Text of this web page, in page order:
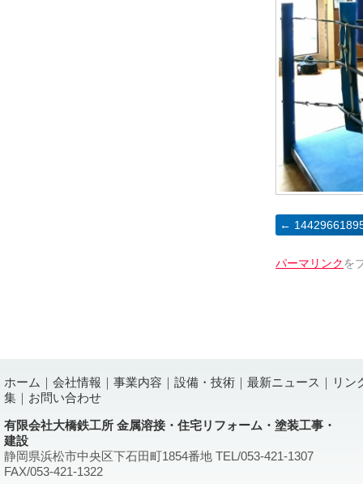
パーマリンク を
ホーム ｜ 会社情報 ｜ 事業内容 ｜ 設備・技術 ｜ 最新ニュース ｜
リン
集 ｜ お問い合わせ
有限会社大橋鉄工所 金属溶接・住宅リフォーム・塗装工事・
建設
静岡県浜松市中央区下石田町1854番地 TEL/053-421-1307
FAX/053-421-1322